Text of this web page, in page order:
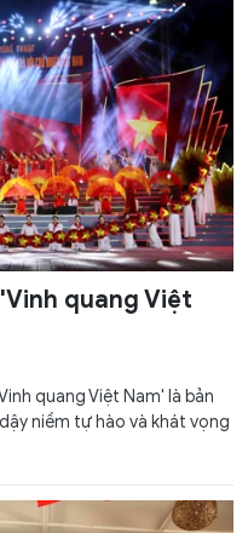
quang Việt
quang Việt Nam' là bản
niềm tự hào và khát vọng